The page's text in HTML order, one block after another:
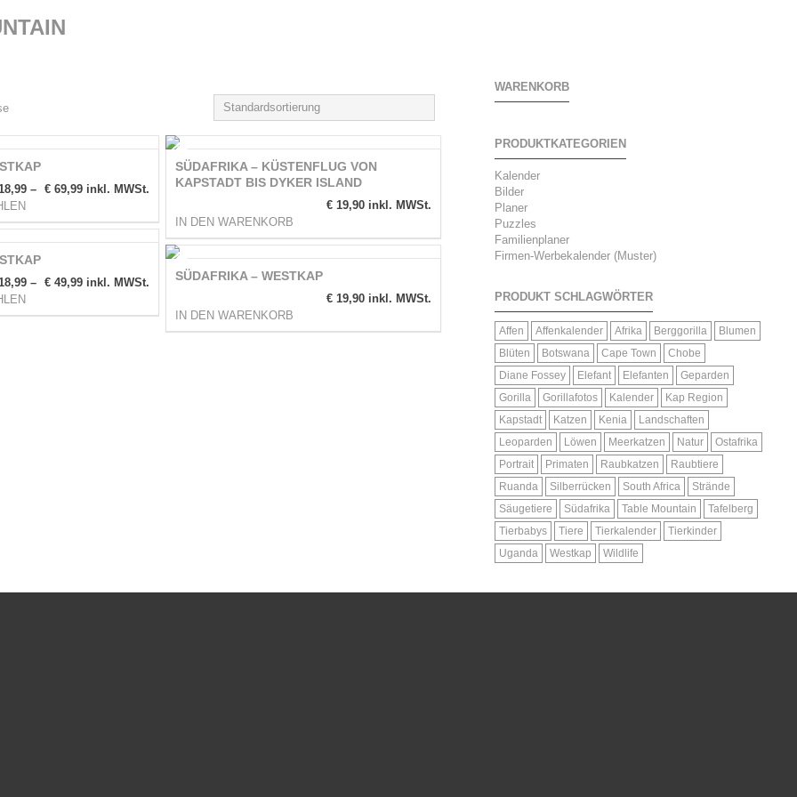
Standardsortierung
– € 69,99 inkl. MWSt.
SÜDAFRIKA – KÜSTENFLUG VON
KAPSTADT BIS DYKER ISLAND
€ 19,90 inkl. MWSt.
IN DEN WARENKORB
– € 49,99 inkl. MWSt.
SÜDAFRIKA – WESTKAP
€ 19,90 inkl. MWSt.
IN DEN WARENKORB
WARENKORB
PRODUKTKATEGORIEN
Kalender
Bilder
Planer
Puzzles
Familienplaner
Firmen-Werbekalender (Muster)
PRODUKT SCHLAGWÖRTER
Affen Affenkalender Afrika Berggorilla
Blumen
Blüten
Botswana Cape Town
Chobe
Diane Fossey
Elefant Elefanten
Geparden
Gorilla
Gorillafotos Kalender
Kap Region
Kapstadt
Katzen Kenia
Landschaften
Leoparden
Löwen Meerkatzen Natur
Ostafrika
Portrait
Primaten Raubkatzen
Raubtiere
Ruanda
Silberrücken South Africa
Strände
Säugetiere
Südafrika Table Mountain
Tafelberg
Tierbabys
Tiere Tierkalender
Tierkinder
Uganda
Westkap Wildlife